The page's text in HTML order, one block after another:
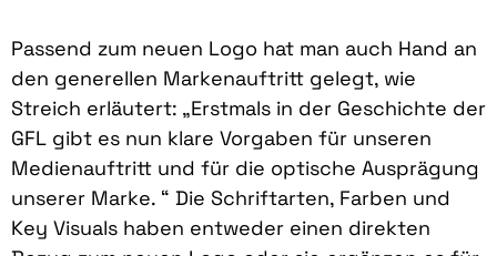
Passend zum neuen Logo hat man auch Hand an
den generellen Markenauftritt gelegt, wie
Streich erläutert: „Erstmals in der Geschichte der
GFL gibt es nun klare Vorgaben für unseren
Medienauftritt und für die optische Ausprägung
unserer Marke. “ Die Schriftarten, Farben und
Key Visuals haben entweder einen direkten